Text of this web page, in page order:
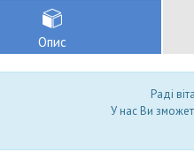
Опис
Раді
У нас Ви